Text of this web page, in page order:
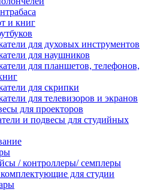
и книг
для духовых инструментов
для наушников
для планшетов, телефонов,
для скрипки
для телевизоров и экранов
для проекторов
и подвесы для студийных
/ контроллеры/ семплеры
для студии